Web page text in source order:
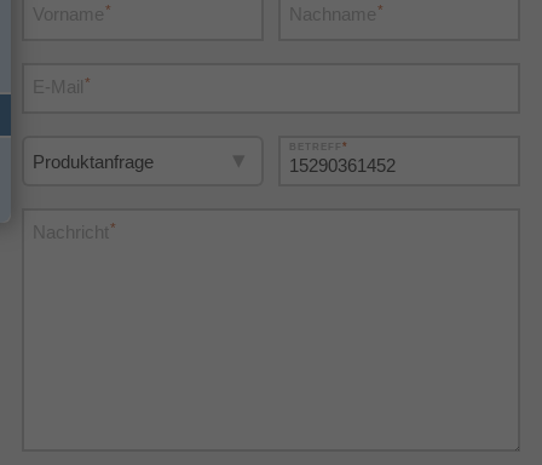
Vorname* Nachname*
E-Mail*
*
Nachricht*